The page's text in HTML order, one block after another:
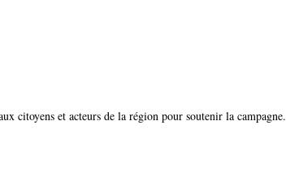
citoyens et acteurs de la région pour soutenir la campagne.